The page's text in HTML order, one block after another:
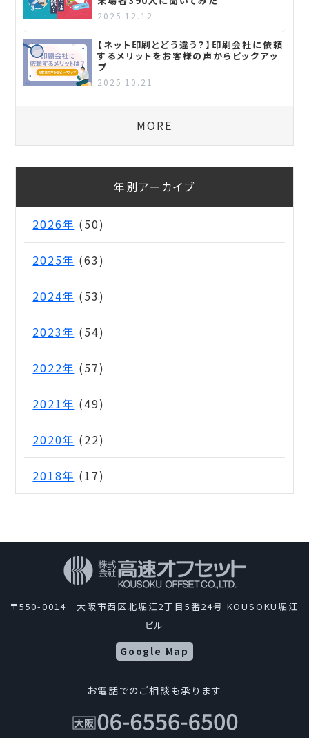
2025.12.12
【ネット印刷とどう違う？】印刷会社に依頼
するメリットをお客様の声からピックアッ
プ
2025.10.21
MORE
年別アーカイブ
2026年 (50)
2025年 (63)
2024年 (53)
2023年 (54)
2022年 (57)
2021年 (49)
2020年 (22)
2018年 (17)
〒550-0014 大阪市西区北堀江2丁目5番24号 KOUSOKU堀江
ビル
Google Map
お電話でのご相談も承ります